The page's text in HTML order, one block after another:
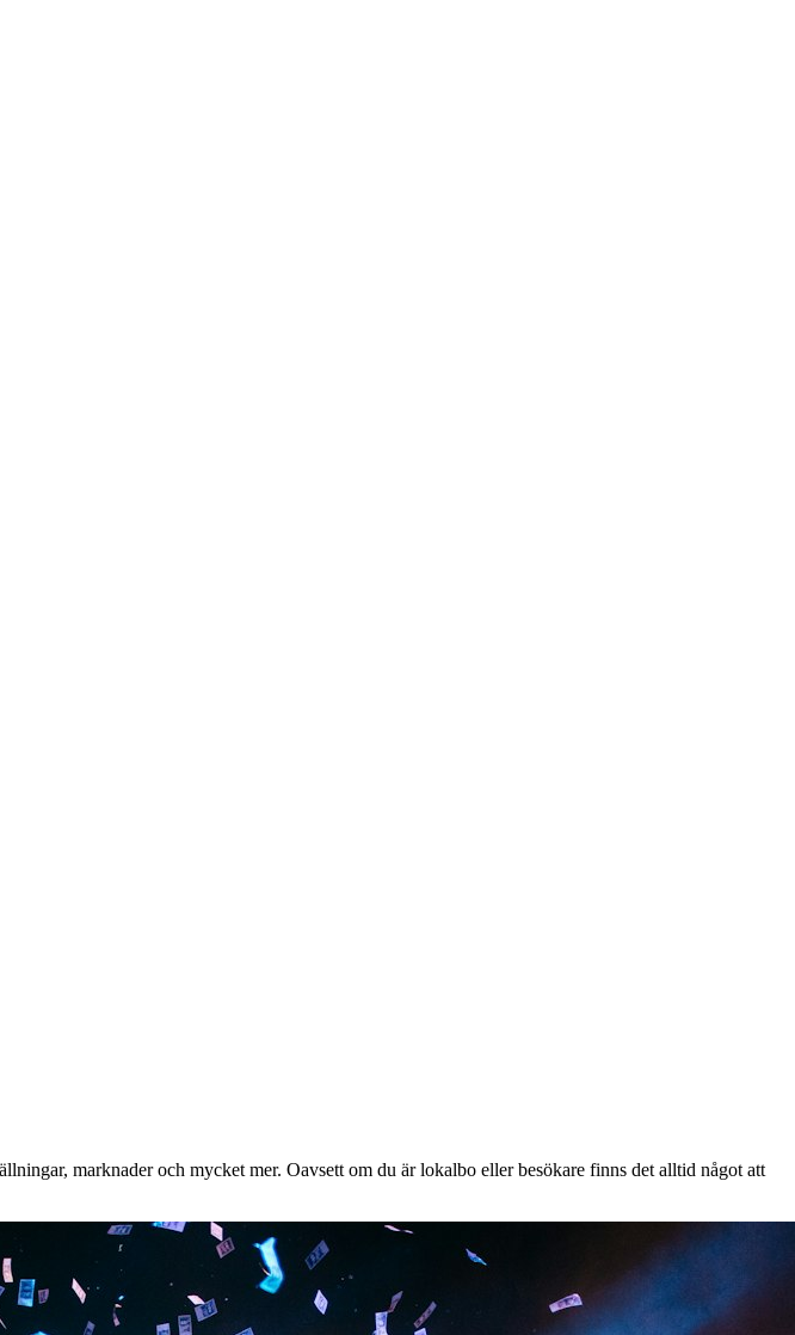
marknader och mycket mer. Oavsett om du är lokalbo eller besökare finns det alltid något att